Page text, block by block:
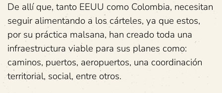
De allí que, tanto EEUU como Colombia, necesitan
seguir alimentando a los cárteles, ya que estos,
por su práctica malsana, han creado toda una
infraestructura viable para sus planes como:
caminos, puertos, aeropuertos, una coordinación
territorial, social, entre otros.